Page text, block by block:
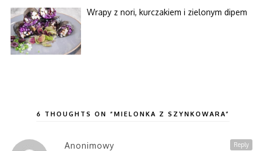
Wrapy z nori, kurczakiem i zielonym dipem
6 THOUGHTS ON “MIELONKA Z SZYNKOWARA”
Anonimowy Reply